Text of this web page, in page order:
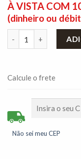
À VISTA COM
(dinheiro ou
Calcule o frete
Não sei meu CEP